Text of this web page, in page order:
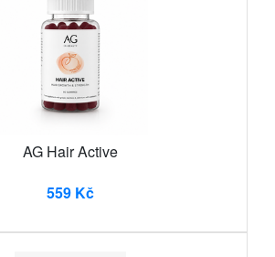
AG Hair Active
559 Kč